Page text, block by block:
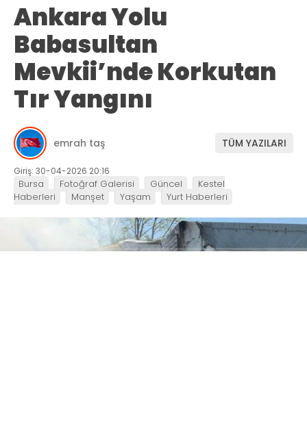
Ankara Yolu
Babasultan
Mevkii’nde Korkutan
Tır Yangını
emrah taş TÜM YAZILARI
Giriş: 30-04-2026 20:16
Bursa Fotoğraf Galerisi Güncel
Kestel
Haberleri
Manşet Yaşam Yurt Haberleri